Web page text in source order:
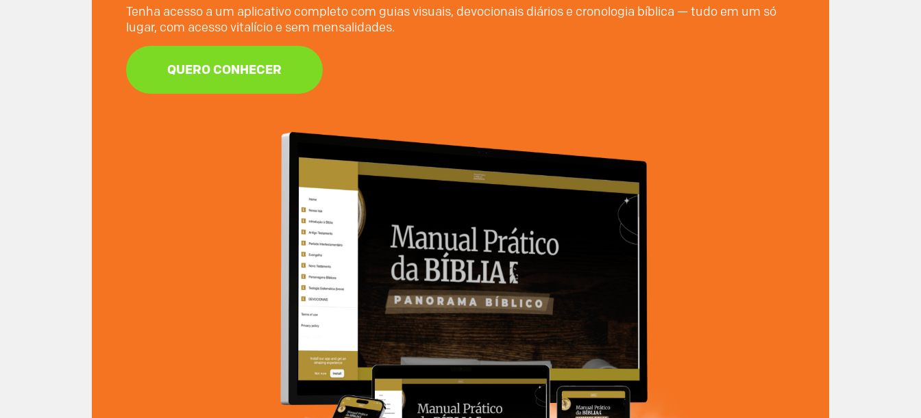
Tenha acesso a um aplicativo completo com guias visuais, devocionais diários e cronologia bíblica — tudo em um só
lugar, com acesso vitalício e sem mensalidades.
QUERO CONHECER